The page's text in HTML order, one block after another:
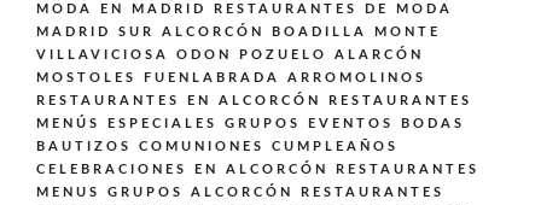
MODA EN MADRID
RESTAURANTES DE MODA
MADRID SUR ALCORCÓN BOADILLA MONTE
VILLAVICIOSA ODON POZUELO ALARCÓN
MOSTOLES FUENLABRADA ARROMOLINOS
RESTAURANTES EN ALCORCÓN
RESTAURANTES
MENÚS ESPECIALES GRUPOS EVENTOS BODAS
BAUTIZOS COMUNIONES CUMPLEAÑOS
CELEBRACIONES EN ALCORCÓN
RESTAURANTES
MENUS GRUPOS ALCORCÓN
RESTAURANTES